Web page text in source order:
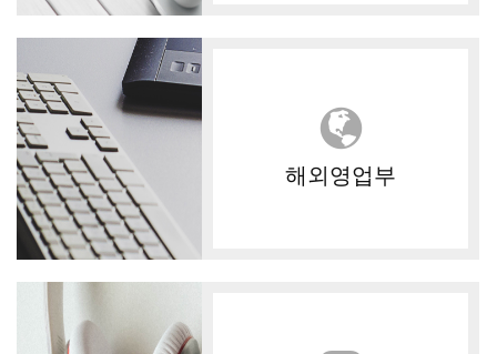
해외영업부